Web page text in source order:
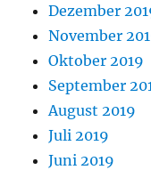
Dezember
November
Oktober 2019
September
August 2019
Juli 2019
Juni 2019